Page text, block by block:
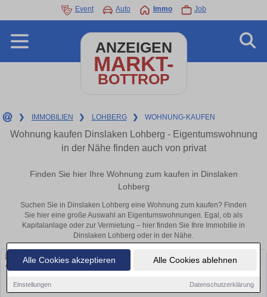
Alle Cookies akzeptieren Alle Cookies ablehnen
Einstellungen Datenschutzerklärung
Event Auto Immo Job
ANZEIGEN
MARKT-
BOTTROP
❯ IMMOBILIEN ❯ LOHBERG ❯ WOHNUNG-KAUFEN
Wohnung kaufen Dinslaken Lohberg - Eigentumswohnung
in der Nähe finden auch von privat
Finden Sie hier Ihre Wohnung zum kaufen in Dinslaken
Lohberg
Suchen Sie in Dinslaken Lohberg eine Wohnung zum kaufen? Finden
Sie hier eine große Auswahl an Eigentumswohnungen. Egal, ob als
Kapitalanlage oder zur Vermietung – hier finden Sie Ihre Immobilie in
Dinslaken Lohberg oder in der Nähe.